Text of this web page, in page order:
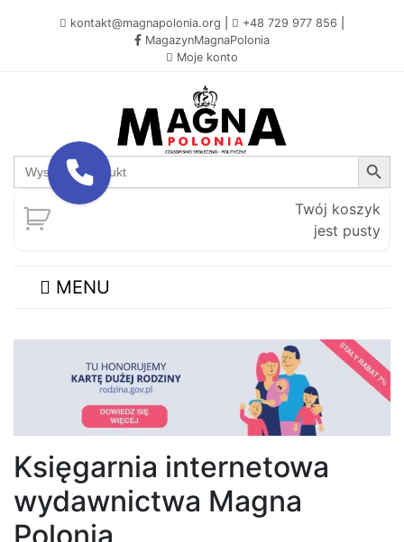
kontakt@magnapolonia.org +48 729 977 856
MagazynMagnaPolonia
Moje konto
Search
for:
Search Button
Twój koszyk
jest pusty
MENU
Księgarnia internetowa
wydawnictwa Magna